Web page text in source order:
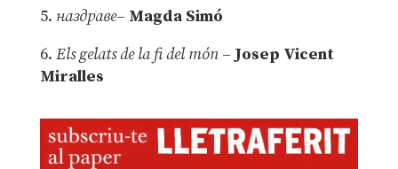
5. наздраве– Magda Simó
6. Els gelats de la fi del món – Josep Vicent
Miralles